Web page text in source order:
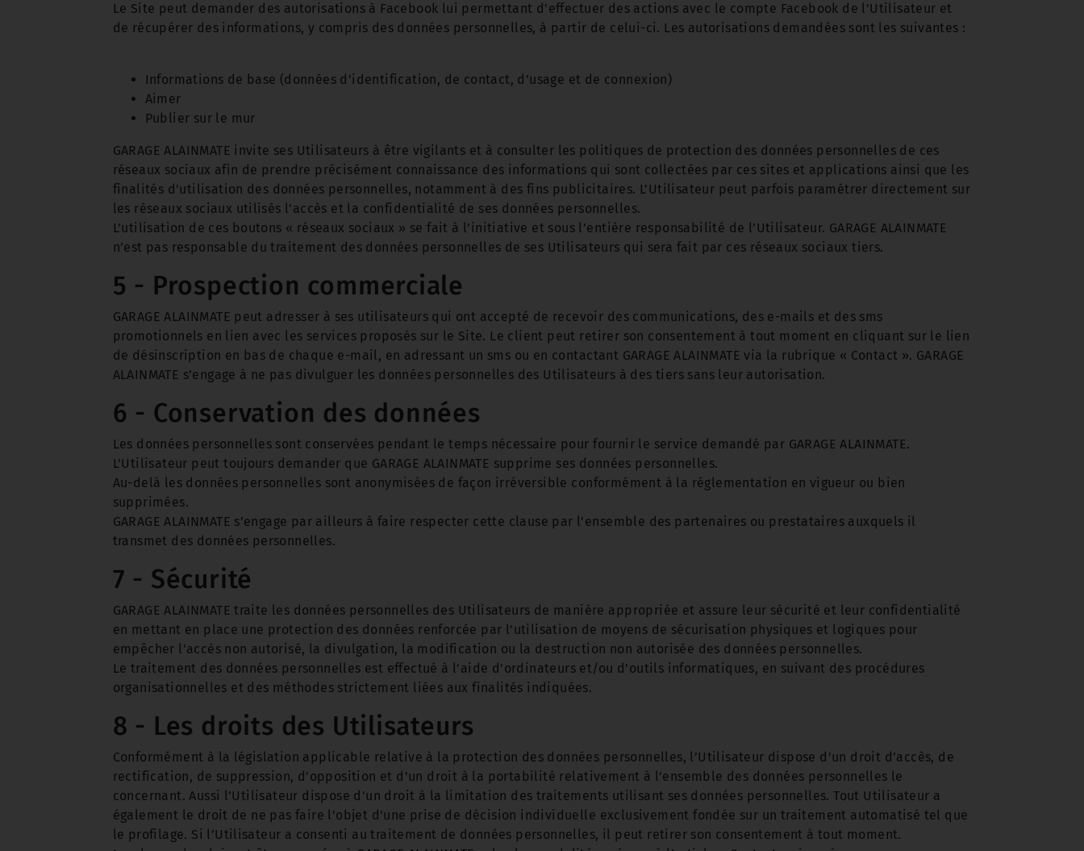
Le Site peut demander des autorisations à Facebook lui permettant d'effectuer des actions avec le compte Facebook de l'Utilisateur et
de récupérer des informations, y compris des données personnelles, à partir de celui-ci. Les autorisations demandées sont les suivantes :
Informations de base (données d’identification, de contact, d’usage et de connexion)
Aimer
Publier sur le mur
GARAGE ALAINMATE invite ses Utilisateurs à être vigilants et à consulter les politiques de protection des données personnelles de ces
réseaux sociaux afin de prendre précisément connaissance des informations qui sont collectées par ces sites et applications ainsi que les
finalités d'utilisation des données personnelles, notamment à des fins publicitaires. L’Utilisateur peut parfois paramétrer directement sur
les réseaux sociaux utilisés l'accès et la confidentialité de ses données personnelles.
L’utilisation de ces boutons « réseaux sociaux » se fait à l’initiative et sous l’entière responsabilité de l’Utilisateur. GARAGE ALAINMATE
n’est pas responsable du traitement des données personnelles de ses Utilisateurs qui sera fait par ces réseaux sociaux tiers.
5 - Prospection commerciale
GARAGE ALAINMATE peut adresser à ses utilisateurs qui ont accepté de recevoir des communications, des e-mails et des sms
promotionnels en lien avec les services proposés sur le Site. Le client peut retirer son consentement à tout moment en cliquant sur le lien
de désinscription en bas de chaque e-mail, en adressant un sms ou en contactant GARAGE ALAINMATE via la rubrique « Contact ». GARAGE
ALAINMATE s’engage à ne pas divulguer les données personnelles des Utilisateurs à des tiers sans leur autorisation.
6 - Conservation des données
Les données personnelles sont conservées pendant le temps nécessaire pour fournir le service demandé par GARAGE ALAINMATE.
L'Utilisateur peut toujours demander que GARAGE ALAINMATE supprime ses données personnelles.
Au-delà les données personnelles sont anonymisées de façon irréversible conformément à la réglementation en vigueur ou bien
supprimées.
GARAGE ALAINMATE s’engage par ailleurs à faire respecter cette clause par l’ensemble des partenaires ou prestataires auxquels il
transmet des données personnelles.
7 - Sécurité
GARAGE ALAINMATE traite les données personnelles des Utilisateurs de manière appropriée et assure leur sécurité et leur confidentialité
en mettant en place une protection des données renforcée par l’utilisation de moyens de sécurisation physiques et logiques pour
empêcher l'accès non autorisé, la divulgation, la modification ou la destruction non autorisée des données personnelles.
Le traitement des données personnelles est effectué à l'aide d'ordinateurs et/ou d'outils informatiques, en suivant des procédures
organisationnelles et des méthodes strictement liées aux finalités indiquées.
8 - Les droits des Utilisateurs
Conformément à la législation applicable relative à la protection des données personnelles, l’Utilisateur dispose d'un droit d’accès, de
rectification, de suppression, d’opposition et d'un droit à la portabilité relativement à l’ensemble des données personnelles le
concernant. Aussi l’Utilisateur dispose d'un droit à la limitation des traitements utilisant ses données personnelles. Tout Utilisateur a
également le droit de ne pas faire l'objet d'une prise de décision individuelle exclusivement fondée sur un traitement automatisé tel que
le profilage. Si l’Utilisateur a consenti au traitement de données personnelles, il peut retirer son consentement à tout moment.